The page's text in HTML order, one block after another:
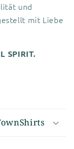
und
mit Liebe
SPIRIT.